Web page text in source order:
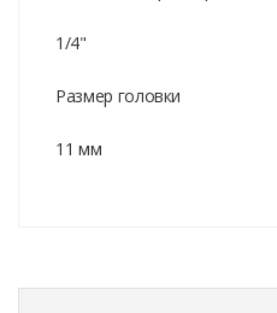
1/4"
Размер головки
11 мм